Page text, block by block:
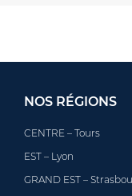
NOS RÉGIONS
CENTRE – Tours
EST – Lyon
GRAND EST –